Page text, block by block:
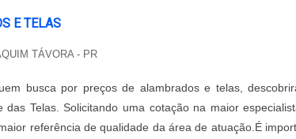
E TELAS
TÁVORA - PR
busca por preços de alambrados e telas,
das Telas. Solicitando uma cotação na maior
referência de qualidade da área de atuação.É